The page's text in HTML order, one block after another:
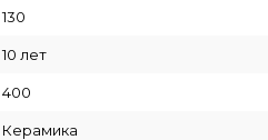
130
10 лет
400
Керамика